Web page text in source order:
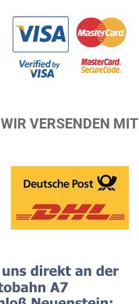
WIR VERSENDEN MIT